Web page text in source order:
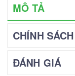
MÔ TẢ
CHÍNH
ĐÁNH GIÁ